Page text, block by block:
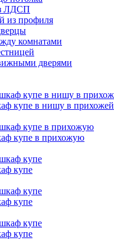
ЛДСП
из профиля
комнатами
дверями
купе в нишу в прихожей
купе в прихожую
купе
купе
купе